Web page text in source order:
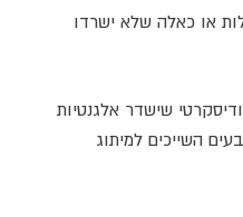
או כאלה שלא ישרדו
שישדר אלגנטיות
השייכים למיתוג